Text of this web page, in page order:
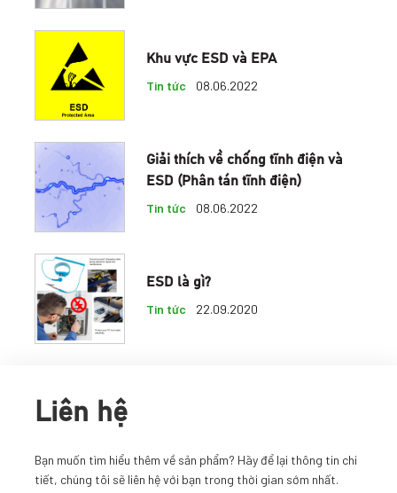
Khu vực ESD và EPA
Tin tức 08.06.2022
Giải thích về chống tĩnh điện và
ESD (Phân tán tĩnh điện)
Tin tức 08.06.2022
ESD là gì?
Tin tức 22.09.2020
Liên hệ
Bạn muốn tìm hiểu thêm về sản phẩm? Hãy để lại thông tin chi
tiết, chúng tôi sẽ liên hệ với bạn trong thời gian sớm nhất.